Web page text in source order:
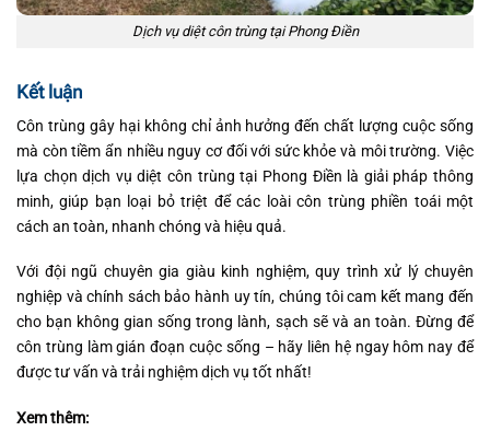
Dịch vụ diệt côn trùng tại Phong Điền
Kết luận
Côn trùng gây hại không chỉ ảnh hưởng đến chất lượng cuộc sống
mà còn tiềm ẩn nhiều nguy cơ đối với sức khỏe và môi trường. Việc
lựa chọn dịch vụ diệt côn trùng tại Phong Điền là giải pháp thông
minh, giúp bạn loại bỏ triệt để các loài côn trùng phiền toái một
cách an toàn, nhanh chóng và hiệu quả.
Với đội ngũ chuyên gia giàu kinh nghiệm, quy trình xử lý chuyên
nghiệp và chính sách bảo hành uy tín, chúng tôi cam kết mang đến
cho bạn không gian sống trong lành, sạch sẽ và an toàn. Đừng để
côn trùng làm gián đoạn cuộc sống – hãy liên hệ ngay hôm nay để
được tư vấn và trải nghiệm dịch vụ tốt nhất!
Xem thêm: